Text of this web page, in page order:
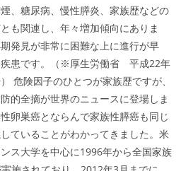
、糖尿病、慢性膵炎、家族歴などの
も関連し、年々増加傾向にありま
発見が非常に困難な上に進行が早
疾患です。（※厚生労働省 平成22年
危険因子のひとつが家族歴ですが、
的全摘が世界のニュースに登場しま
卵巣癌とならんで家族性膵癌も同じ
ていることがわかってきました。米
ス大学を中心に1996年から全国家族